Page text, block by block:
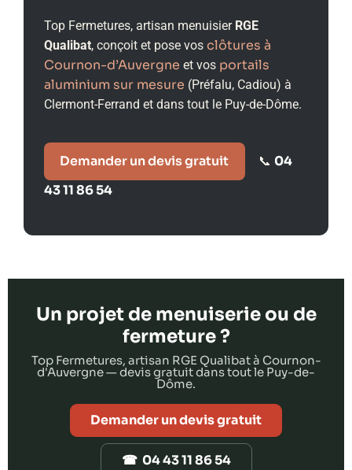
Top Fermetures, artisan menuisier RGE
Qualibat, conçoit et pose vos clôtures à
Cournon-d’Auvergne et vos portails
aluminium sur mesure (Préfalu, Cadiou) à
Clermont-Ferrand et dans tout le Puy-de-Dôme.
Demander un devis gratuit 📞 04
43 11 86 54
Un projet de menuiserie ou de
fermeture ?
Top Fermetures, artisan RGE Qualibat à Cournon-
d'Auvergne — devis gratuit dans tout le Puy-de-
Dôme.
Demander un devis gratuit
☎ 04 43 11 86 54